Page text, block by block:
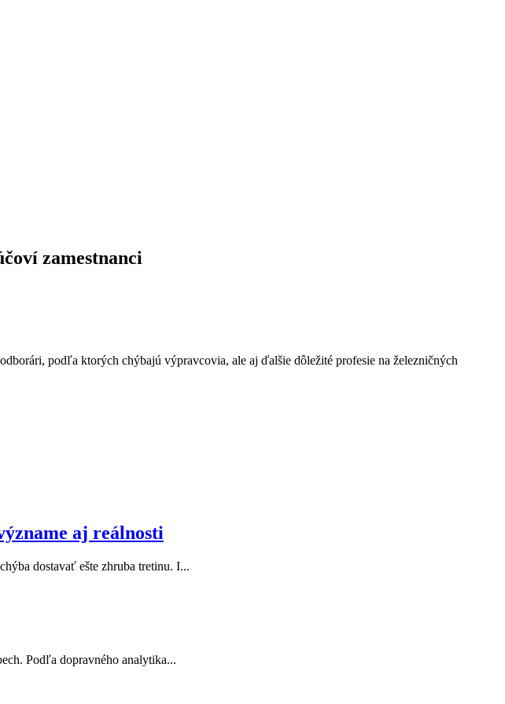
zamestnanci
podľa ktorých chýbajú výpravcovia, ale aj ďalšie dôležité profesie na železničných
aj reálnosti
dostavať ešte zhruba tretinu. I...
Podľa dopravného analytika...